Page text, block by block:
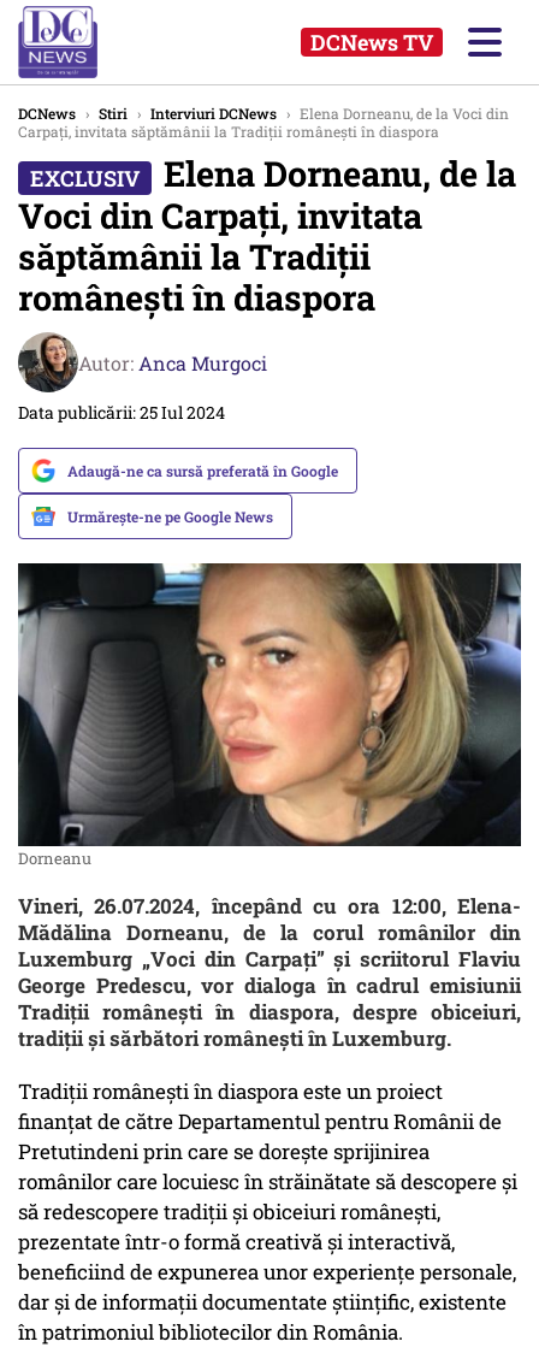
DCNews TV
DCNews › Stiri › Interviuri DCNews › Elena Dorneanu, de la Voci din
Carpați, invitata săptămânii la Tradiții românești în diaspora
Elena Dorneanu, de la
Voci din Carpați, invitata
săptămânii la Tradiții
românești în diaspora
Autor: Anca Murgoci
Data publicării: 25 Iul 2024
Adaugă-ne ca sursă preferată în Google
Urmărește-ne pe Google News
Dorneanu
Vineri, 26.07.2024, începând cu ora 12:00, Elena-
Mădălina Dorneanu, de la corul românilor din
Luxemburg „Voci din Carpați” și scriitorul Flaviu
George Predescu, vor dialoga în cadrul emisiunii
Tradiții românești în diaspora, despre obiceiuri,
tradiții și sărbători românești în Luxemburg.
Tradiții românești în diaspora este un proiect
finanțat de către Departamentul pentru Românii de
Pretutindeni prin care se dorește sprijinirea
românilor care locuiesc în străinătate să descopere și
să redescopere tradiții și obiceiuri românești,
prezentate într-o formă creativă și interactivă,
beneficiind de expunerea unor experiențe personale,
dar și de informații documentate științific, existente
în patrimoniul bibliotecilor din România.